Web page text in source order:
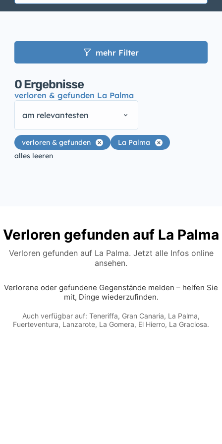
mehr Filter
0Ergebnisse
verloren & gefunden La Palma
am relevantesten
verloren & gefunden
La Palma
alles leeren
Verloren gefunden auf La Palma
Verloren gefunden auf La Palma. Jetzt alle Infos online
ansehen.
Verlorene oder gefundene Gegenstände melden – helfen Sie
mit, Dinge wiederzufinden.
Auch verfügbar auf: Teneriffa, Gran Canaria, La Palma,
Fuerteventura, Lanzarote, La Gomera, El Hierro, La Graciosa.